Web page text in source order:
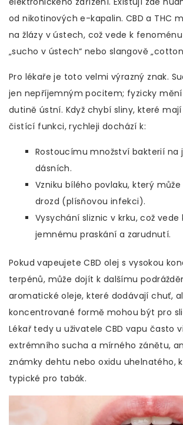
od nikotinových e-kapalin. CBD a THC
na žlázy v ústech, což vede k
„sucho v ústech“ nebo slangově
Pro lékaře je toto velmi výrazný znak.
jen nepříjemným pocitem; fyzicky
dutině ústní. Když chybí sliny, které
čistící funkci, rychleji dochází k:
Rostoucímu množství bakterií na
dásních.
Vzniku bílého povlaku, který
drozd (plísňovou infekci).
Vysychání sliznic v krku, což vede
jemnému praskání a zarudnutí.
Pokud vapeujete CBD olej s vysokou
terpénů, může dojít k dalšímu
aromatické oleje, které dodávají chuť,
koncentrované formě mohou být pro
Lékař tedy u uživatele CBD vapu často
extrémního sucha a mírného zánětu,
známky dehtu nebo oxidu uhelnatého,
typické pro tabák.